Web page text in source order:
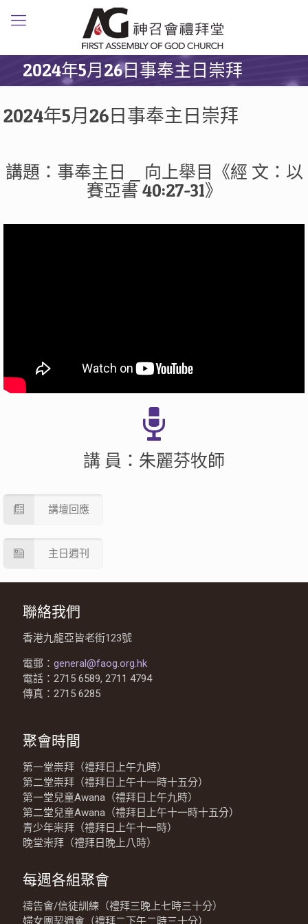
2024年5月26日事奉主日崇拜
2024年5月26日事奉主日崇拜
講題：事奉主日 ⎯ 向上舉目《經 文：以
賽亞書 40:27-31》
講 員：朱麗芬牧師
講壇回應
主日週刊
聯絡我們
香港九龍亞皆老街123號
電郵： general@faog.org.hk
電話：2715 6589, 2711 4794
傳真：2715 6285
聚會時間
第一堂崇拜（禮拜日上午九時）
第二堂崇拜（禮拜日上午十一時十五分）
第一堂兒童Awana（禮拜日上午九時）
第二堂兒童Awana（禮拜日上午十一時十五分）
青少年崇拜（禮拜日上午十一時）
晚堂崇拜（禮拜日晚上八時）
每週各組聚會
禱告會/信徒訓練（禮拜三晚上七時三十分）
婦女團契週會（禮拜二下午二時三十分）